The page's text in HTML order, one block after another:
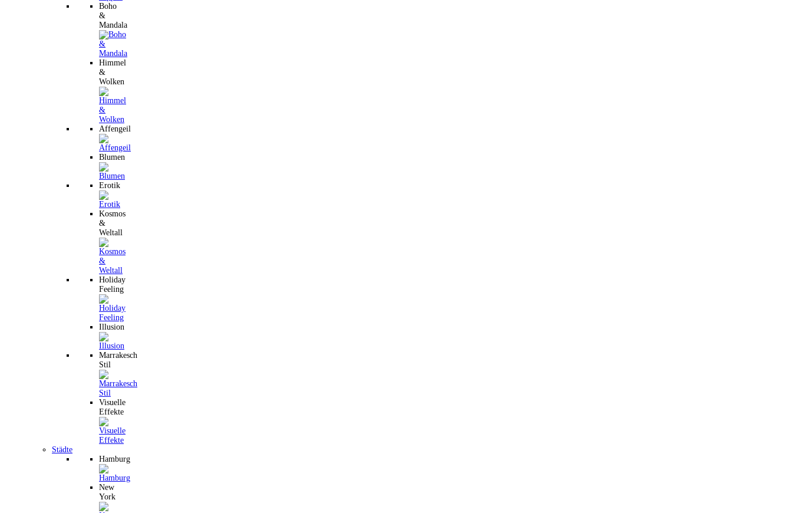
Boho
&
Mandala
Himmel
&
Wolken
Affengeil
Blumen
Erotik
Kosmos
&
Weltall
Holiday
Feeling
Illusion
Marrakesch
Stil
Visuelle
Effekte
Städte
Hamburg
New
York